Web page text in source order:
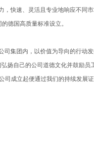
快速、灵活且专业地响应不同
德国高质量标准设立。
集团内，以价值为导向的行动
扬自己的公司道德文化并鼓励员
成立起便通过我们的持续发展